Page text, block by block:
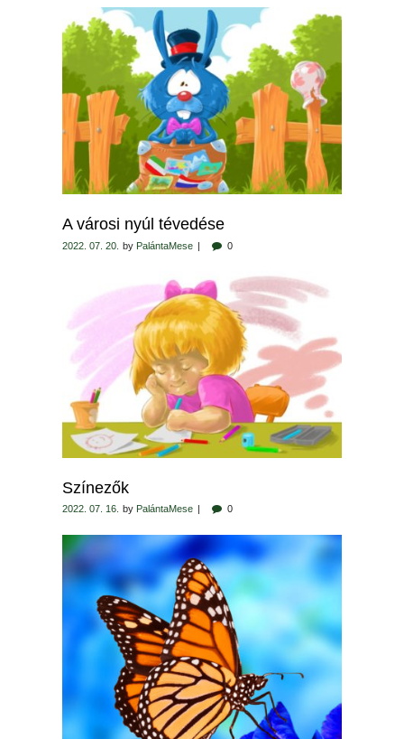
A városi nyúl tévedése
2022. 07. 20. by PalántaMese 0
Színezők
2022. 07. 16. by PalántaMese 0